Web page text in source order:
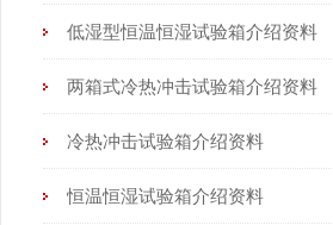
低湿型恒温恒湿试验箱介绍资料
两箱式冷热冲击试验箱介绍资料
冷热冲击试验箱介绍资料
恒温恒湿试验箱介绍资料